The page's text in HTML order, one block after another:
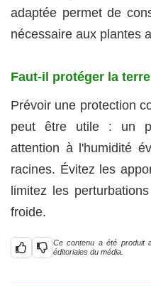
adaptée permet de
nécessaire aux plantes
Faut‑il protéger la
Prévoir une protection
peut être utile : un
attention à l'humidité
racines. Évitez les
limitez les
froide.
Ce contenu a été produit
éditoriales du média.